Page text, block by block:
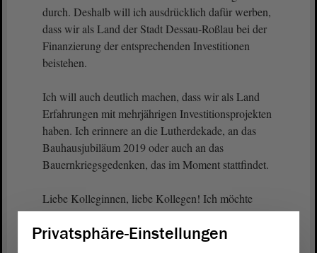
durch. Deshalb will ich ausdrücklich dafür werben,
dass wir als Land der Stadt Dessau-Roßlau bei der
Finanzierung der entsprechenden Investitionen
beistehen.
Ich will auch deutlich machen, dass wir als Land
Erfahrungen mit mehrjährigen Investitionsprojekten
haben. Ich erinnere an die Lutherdekade, an das
Bauhausjubiläum 2019 oder auch an das
Bauernkriegsgedenken, das im Moment stattfindet.
Liebe Kolleginnen, liebe Kollegen! Ich möchte
ganz herzlich Danke sagen an alle, die sich in den
beteiligten Ausschüssen engagiert haben, und bitte
Privatsphäre-Einstellungen